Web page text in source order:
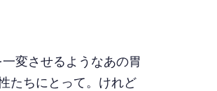
変させるようなあの胃
たちにとって。けれど